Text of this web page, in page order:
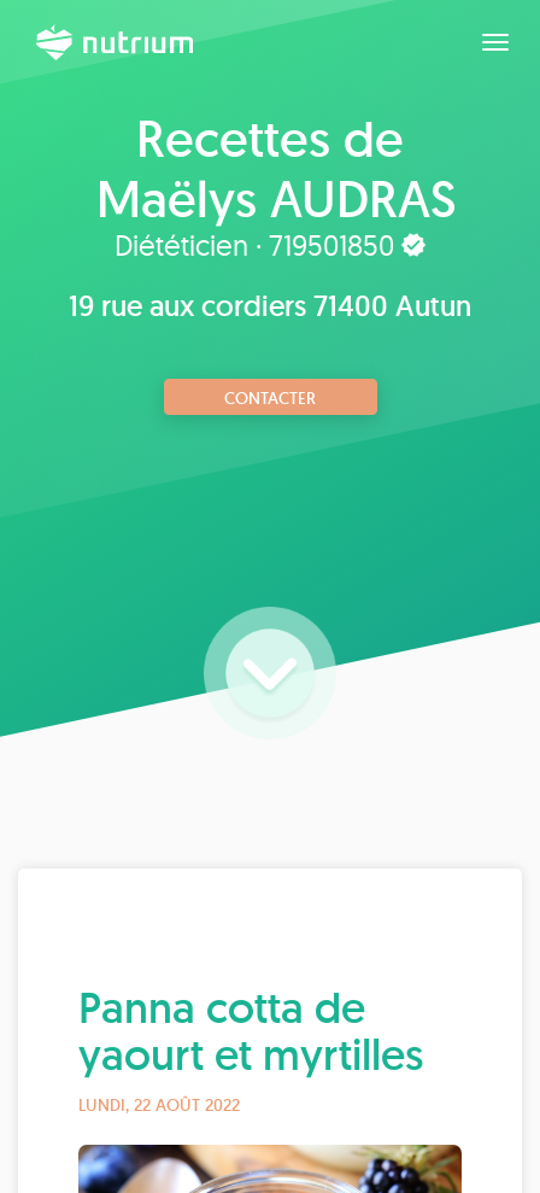
Recettes de
Maëlys AUDRAS
Diététicien · 719501850
19 rue aux cordiers 71400 Autun
CONTACTER
Panna cotta de
yaourt et myrtilles
LUNDI, 22 AOÛT 2022